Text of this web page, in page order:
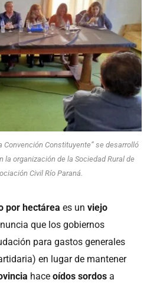
Convención Constituyente” se desarrolló
organización de la Sociedad Rural de
Civil Río Paraná.
por hectárea es un viejo
que los gobiernos
para gastos generales
en lugar de mantener
hace oídos sordos a